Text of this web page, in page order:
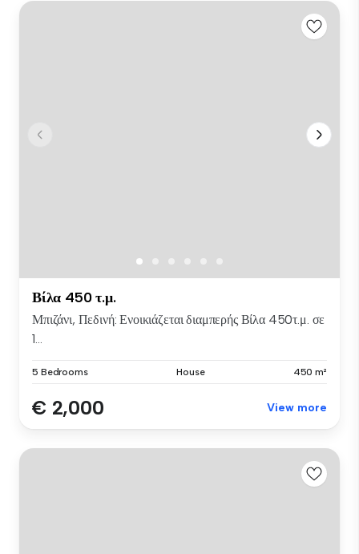
Βίλα 450 τ.μ.
Μπιζάνι, Πεδινή: Ενοικιάζεται διαμπερής Βίλα 450τ.μ. σε
1...
5 Bedrooms House 450 m²
€ 2,000 View more